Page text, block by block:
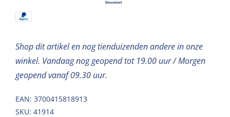
Shop dit artikel en nog tienduizenden andere in onze
winkel. Vandaag nog geopend tot 19.00 uur / Morgen
geopend vanaf 09.30 uur.
EAN: 3700415818913
SKU: 41914